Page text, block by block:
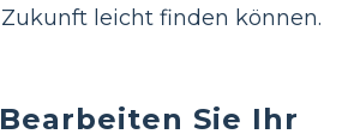
Zukunft leicht finden können.
Bearbeiten Sie Ihr